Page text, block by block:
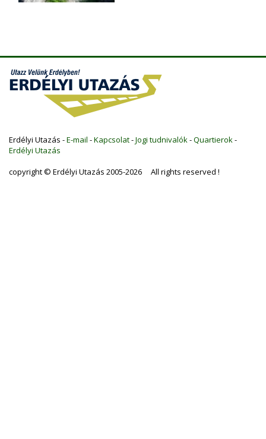
Erdélyi Utazás -E-mail -Kapcsolat-Jogi tudnivalók -Quartierok -
Erdélyi Utazás
copyright © Erdélyi Utazás 2005-2026 All rights reserved !